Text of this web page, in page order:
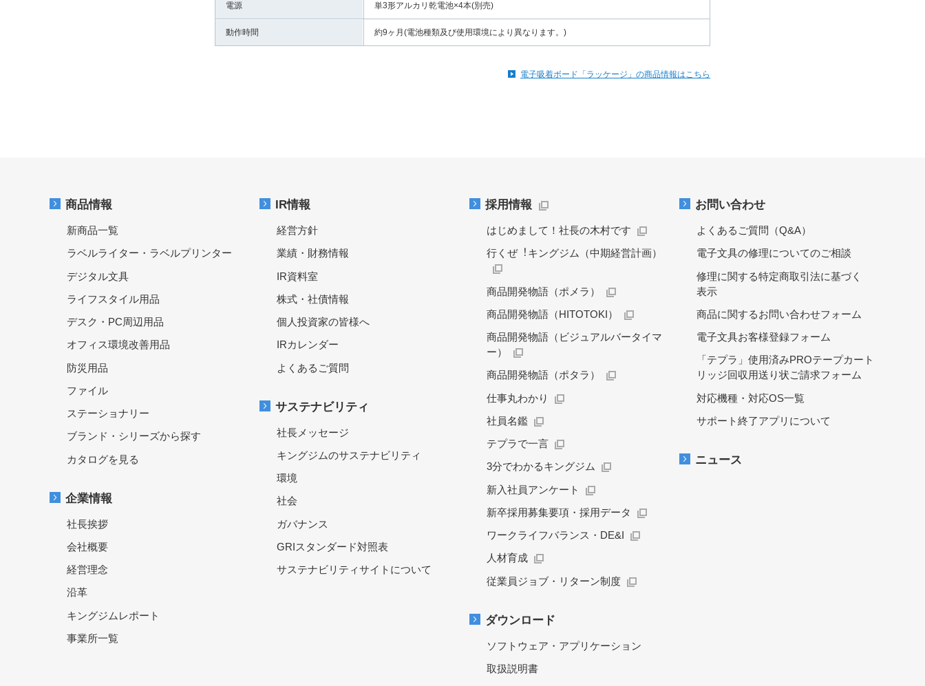
電源 単3形アルカリ乾電池×4本(別売)
動作時間 約9ヶ月(電池種類及び使用環境により異なります。)
電子吸着ボード「ラッケージ」の商品情報はこちら
商品情報
新商品一覧
ラベルライター・ラベルプリンター
デジタル文具
ライフスタイル用品
デスク・PC周辺用品
オフィス環境改善用品
防災用品
ファイル
ステーショナリー
ブランド・シリーズから探す
カタログを見る
企業情報
社長挨拶
会社概要
経営理念
沿革
キングジムレポート
事業所一覧
IR情報
経営方針
業績・財務情報
IR資料室
株式・社債情報
個人投資家の皆様へ
IRカレンダー
よくあるご質問
サステナビリティ
社長メッセージ
キングジムのサステナビリティ
環境
社会
ガバナンス
GRIスタンダード対照表
サステナビリティサイトについて
採用情報
はじめまして！社長の木村です
行くぜ︕キングジム（中期経営計画）
商品開発物語（ポメラ）
商品開発物語（HITOTOKI）
商品開発物語（ビジュアルバータイマ
ー）
商品開発物語（ポタラ）
仕事丸わかり
社員名鑑
テプラで一言
3分でわかるキングジム
新入社員アンケート
新卒採用募集要項・採用データ
ワークライフバランス・DE&I
人材育成
従業員ジョブ・リターン制度
ダウンロード
ソフトウェア・アプリケーション
取扱説明書
お問い合わせ
よくあるご質問（Q&A）
電子文具の修理についてのご相談
修理に関する特定商取引法に基づく
表示
商品に関するお問い合わせフォーム
電子文具お客様登録フォーム
「テプラ」使用済みPROテープカート
リッジ回収用送り状ご請求フォーム
対応機種・対応OS一覧
サポート終了アプリについて
ニュース